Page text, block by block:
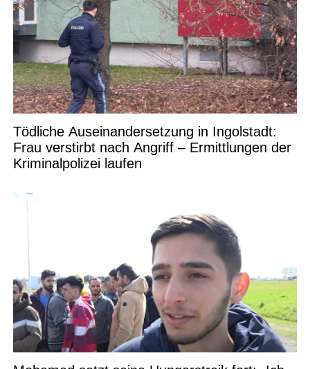
Tödliche Auseinandersetzung in Ingolstadt:
Frau verstirbt nach Angriff – Ermittlungen der
Kriminalpolizei laufen